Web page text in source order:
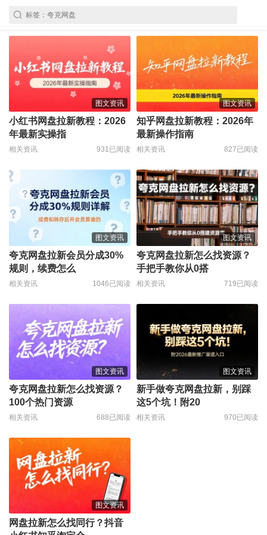
图文资讯
小红书网盘拉新教程：2026
年最新实操指
相关资讯 931已阅读
图文资讯
知乎网盘拉新教程：2026年
最新操作指南
相关资讯 827已阅读
图文资讯
夸克网盘拉新会员分成30%
规则，续费怎么
相关资讯 1046已阅读
图文资讯
夸克网盘拉新怎么找资源？
手把手教你从0搭
相关资讯 719已阅读
图文资讯
夸克网盘拉新怎么找资源？
100个热门资源
相关资讯 688已阅读
图文资讯
新手做夸克网盘拉新，别踩
这5个坑！附20
相关资讯 970已阅读
图文资讯
网盘拉新怎么找同行？抖音